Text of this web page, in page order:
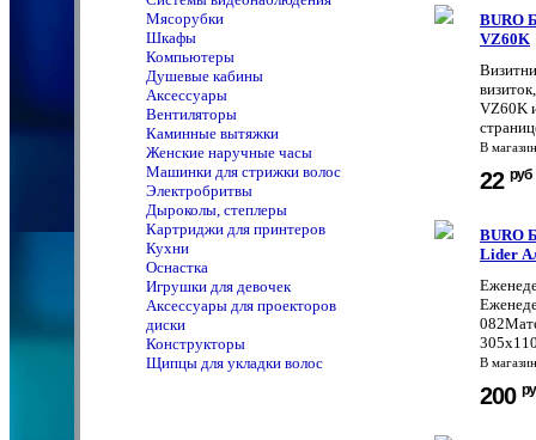
Мясорубки
Шкафы
Компьютеры
Душевые кабины
Аксессуары
Вентиляторы
Каминные вытяжки
Женские наручные часы
Машинки для стрижки волос
Электробритвы
Дыроколы, степлеры
Картриджи для принтеров
Кухни
Оснастка
Игрушки для девочек
Аксессуары для проекторов
диски
Конструкторы
Щипцы для укладки волос
BURO
VZ60K
VZ60K
В
22 руб
BURO
Lider
В
200